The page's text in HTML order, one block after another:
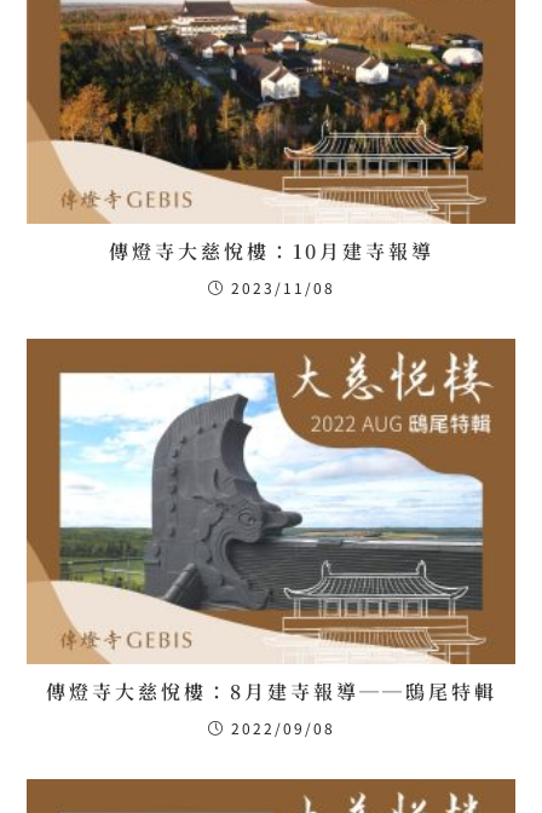
傳燈寺大慈悅樓：10月建寺報導
2023/11/08
傳燈寺大慈悅樓：8月建寺報導──鴟尾特輯
2022/09/08